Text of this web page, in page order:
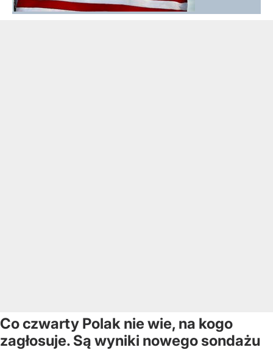
Co czwarty Polak nie wie, na kogo
zagłosuje. Są wyniki nowego sondażu